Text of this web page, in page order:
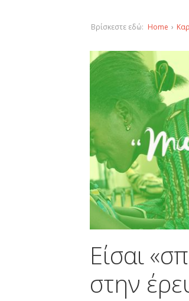
Βρίσκεστε εδώ: Home ›
Είσαι
στην